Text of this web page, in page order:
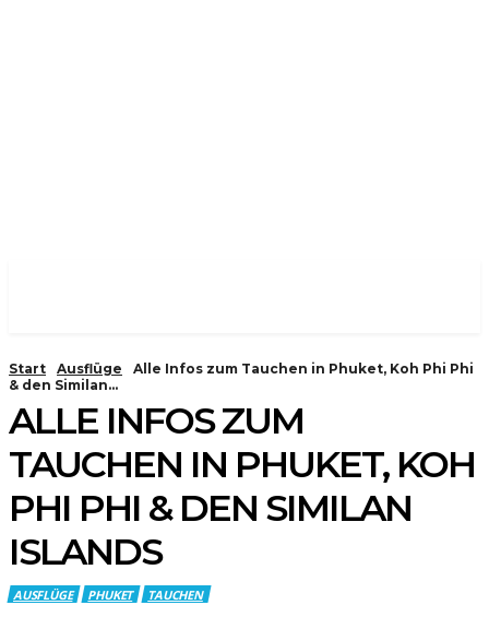
Start Ausflüge
Alle Infos zum Tauchen in Phuket, Koh Phi Phi
& den Similan...
ALLE INFOS ZUM
TAUCHEN IN PHUKET, KOH
PHI PHI & DEN SIMILAN
ISLANDS
AUSFLÜGE PHUKET TAUCHEN